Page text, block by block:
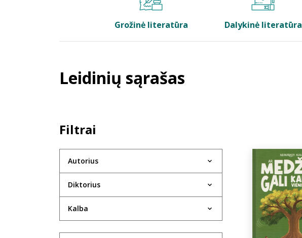
Grožinė literatūra Dalykinė literatūra
Leidinių sąrašas
Filtrai
Autorius
Diktorius
Kalba